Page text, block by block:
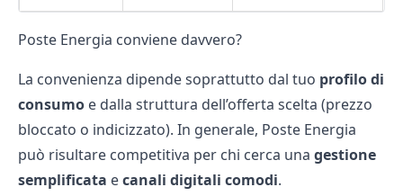
Poste Energia conviene davvero?
La convenienza dipende soprattutto dal tuo profilo di
consumo e dalla struttura dell’offerta scelta (prezzo
bloccato o indicizzato). In generale, Poste Energia
può risultare competitiva per chi cerca una gestione
semplificata ecanali digitali comodi.